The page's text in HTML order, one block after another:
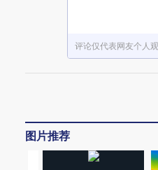
评论仅代表网友个人
图片推荐